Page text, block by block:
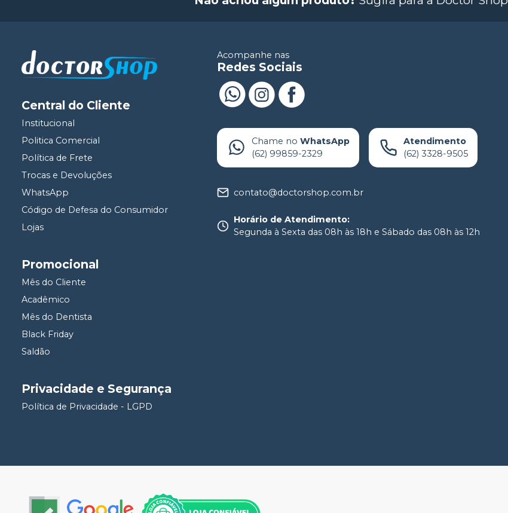
Central do Cliente
Institucional
Politica Comercial
Política de Frete
Trocas e Devoluções
WhatsApp
Código de Defesa do Consumidor
Lojas
Promocional
Mês do Cliente
Acadêmico
Mês do Dentista
Black Friday
Saldão
Privacidade e Segurança
Política de Privacidade - LGPD
Acompanhe nas
Redes Sociais
Chame no WhatsApp
(62) 99859-2329
Atendimento
(62) 3328-9505
contato@doctorshop.com.br
Horário de Atendimento:
Segunda à Sexta das 08h às 18h e Sábado das 08h às 12h